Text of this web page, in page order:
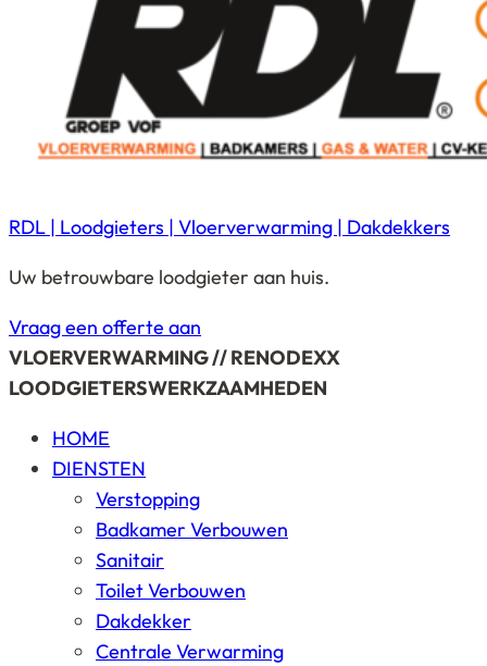
RDL | Loodgieters | Vloerverwarming | Dakdekkers
Uw betrouwbare loodgieter aan huis.
Vraag een offerte aan
VLOERVERWARMING // RENODEXX
LOODGIETERSWERKZAAMHEDEN
HOME
DIENSTEN
Verstopping
Badkamer Verbouwen
Sanitair
Toilet Verbouwen
Dakdekker
Centrale Verwarming